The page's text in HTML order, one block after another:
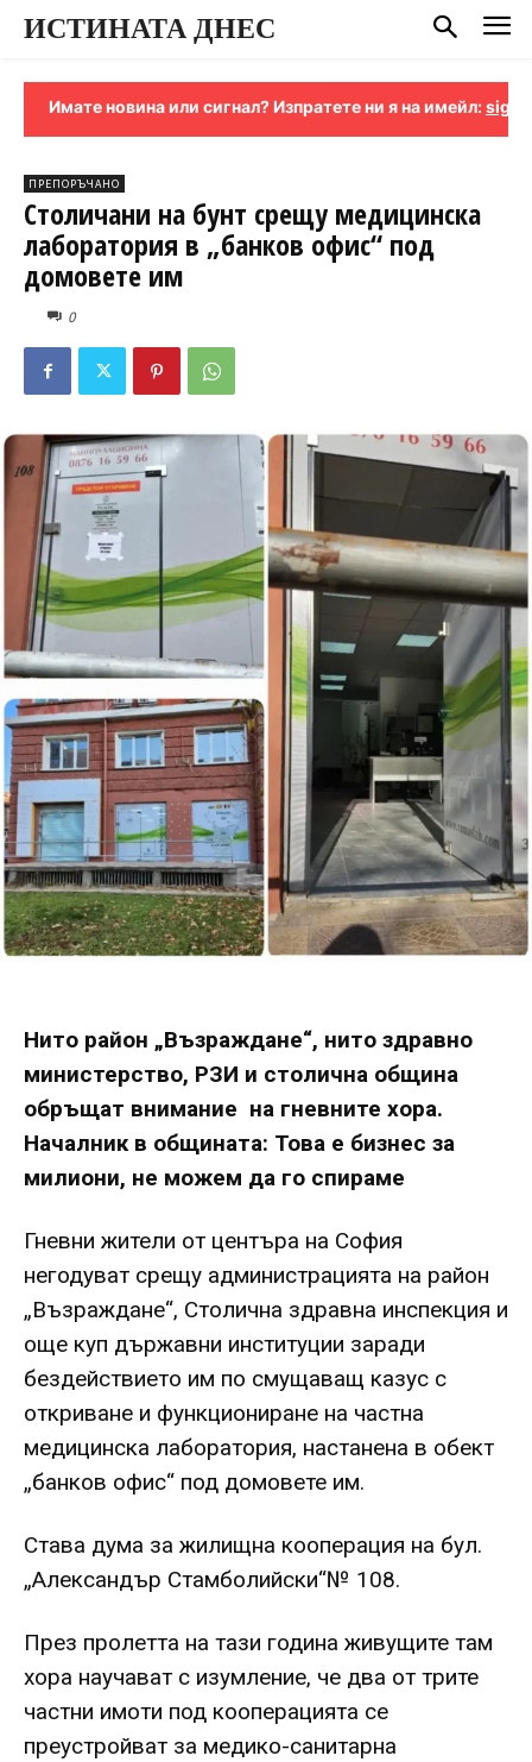
ИСТИНАТА ДНЕС
новина или сигнал? Изпратете ни я на имейл:signali-
ПРЕПОРЪЧАНО
Столичани на бунт срещу медицинска
лаборатория в „банков офис“ под
домовете им
0
Нито район „Възраждане“, нито здравно
министерство, РЗИ и столична община
обръщат внимание на гневните хора.
Началник в общината: Това е бизнес за
милиони, не можем да го спираме
Гневни жители от центъра на София
негодуват срещу администрацията на район
„Възраждане“, Столична здравна инспекция и
още куп държавни институции заради
бездействието им по смущаващ казус с
откриване и функциониране на частна
медицинска лаборатория, настанена в обект
„банков офис“ под домовете им.
Става дума за жилищна кооперация на бул.
„Александър Стамболийски“№ 108.
През пролетта на тази година живущите там
хора научават с изумление, че два от трите
частни имоти под кооперацията се
преустройват за медико-санитарна